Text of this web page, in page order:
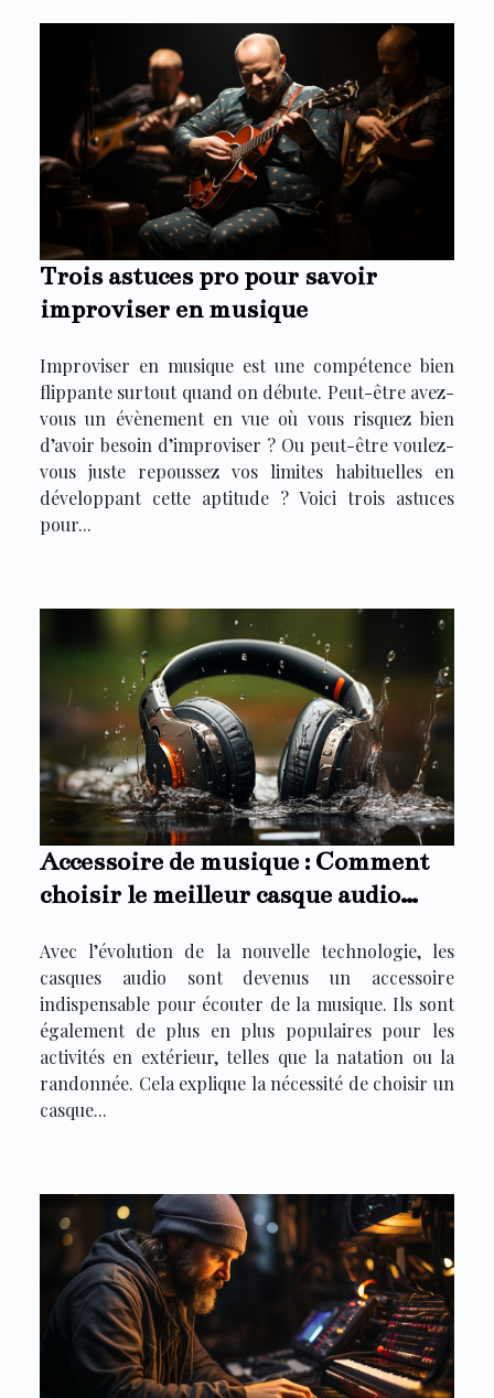
Trois astuces pro pour savoir
improviser en musique
Improviser en musique est une compétence bien
flippante surtout quand on débute. Peut-être avez-
vous un évènement en vue où vous risquez bien
d’avoir besoin d’improviser ? Ou peut-être voulez-
vous juste repoussez vos limites habituelles en
développant cette aptitude ? Voici trois astuces
pour...
Accessoire de musique : Comment
choisir le meilleur casque audio
Avec l’évolution de la nouvelle technologie, les
casques audio sont devenus un accessoire
indispensable pour écouter de la musique. Ils sont
également de plus en plus populaires pour les
activités en extérieur, telles que la natation ou la
randonnée. Cela explique la nécessité de choisir un
casque...